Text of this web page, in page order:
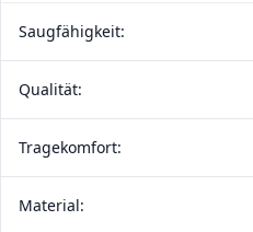
Saugfähigkeit:
Qualität:
Tragekomfort:
Material: